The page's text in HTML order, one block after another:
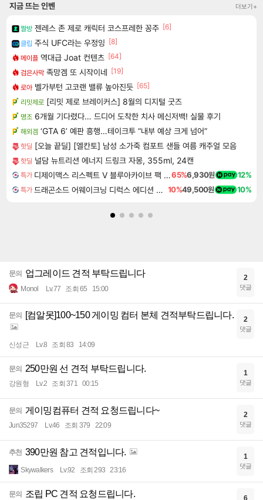
지금 뜨는 인벤 더보기+
짤방 젠레스 존 제로 캐릭터 코스프레한 꽁주 [6]
클립 주식 UFC라는 우정잉 [8]
메이플 역대급 Joat 컨텐츠 [64]
검은사막 족망겜 또 시작이네
[19]
로아 벨가부턴 고코랜 밸류 높아진듯 [65]
리밋제로 [리밋 제로 브레이커스] 8월의 디지털 굿즈
명조 6개월 기다렸다… 드디어 도착한 치사 메신저백! 실물 후기
해외겜 ‘GTA 6’ 예판 흥행…테이크투 “내부 예상 크게 넘어”
핫딜 [오늘 끝딜] [엘칸토] 남성 소가죽 컴포트 샌들 여름 캐주얼 모음
핫딜 널담 뉴트리션 에너지 드링크 자몽, 355ml, 24캔
특가 디제이맥스 리스펙트 V 블루아카이브 팩 DJMAX RESPECT V Blue Archive Pack DLC65%6,930원 12%
특가 드래곤소드 어웨이크닝 디럭스 에디션 DragonSword Awakening Deluxe Edition 10%49,500원 10%
문의 업그레이드 견적 부탁드립니다
Monol Lv.77 조회 65 15:00
2
댓글
문의 [컴알못]100~150 게이밍 컴터 본체 견적부탁드립니다.
신성근 Lv.8 조회 83 14:09
2
댓글
문의 250만원 선 견적 부탁드립니다.
강원형 Lv.2 조회 371 00:15
1
댓글
문의 게이밍컴퓨터 견적 요청드립니다~
Jun35297 Lv.46 조회 379 22:09
2
댓글
추천 390만원 참고 견적입니다.
Skywalkers Lv.92 조회 293 23:16
1
댓글
문의 조립 PC 견적 요청드립니다.